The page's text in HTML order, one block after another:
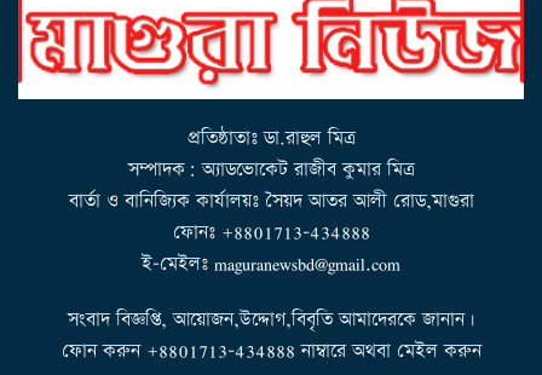
g
a
t
i
o
n
প্রতিষ্ঠাতাঃ ডা.রাহুল মিত্র
সম্পাদক: অ্যাডভোকেট রাজীব কুমার মিত্র
বার্তা ও বানিজ্যিক কার্যালয়ঃ সৈয়দ আতর আলী রোড,মাগুরা
ফোনঃ +8801713-434888
ই-মেইলঃ maguranewsbd@gmail.com
সংবাদ বিজ্ঞপ্তি, আয়োজন,উদ্দোগ,বিবৃতি আমাদেরকে জানান।
ফোন করুন +8801713-434888 নাম্বারে অথবা মেইল করুন